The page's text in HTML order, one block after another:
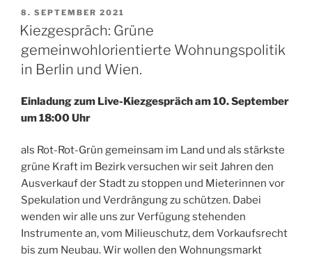
VERÖFFENTLICHT
AM
8. SEPTEMBER 2021
Kiezgespräch: Grüne
gemeinwohlorientierte Wohnungspolitik
in Berlin und Wien.
Einladung zum Live-Kiezgespräch am 10. September
um 18:00 Uhr
als Rot-Rot-Grün gemeinsam im Land und als stärkste
grüne Kraft im Bezirk versuchen wir seit Jahren den
Ausverkauf der Stadt zu stoppen und Mieterinnen vor
Spekulation und Verdrängung zu schützen. Dabei
wenden wir alle uns zur Verfügung stehenden
Instrumente an, vom Milieuschutz, dem Vorkaufsrecht
bis zum Neubau. Wir wollen den Wohnungsmarkt